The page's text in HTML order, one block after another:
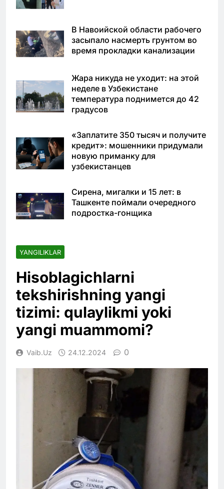
В Навоийской области рабочего
засыпало насмерть грунтом во
время прокладки канализации
Жара никуда не уходит: на этой
неделе в Узбекистане
температура поднимется до 42
градусов
«Заплатите 350 тысяч и получите
кредит»: мошенники придумали
новую приманку для
узбекистанцев
Сирена, мигалки и 15 лет: в
Ташкенте поймали очередного
подростка-гонщика
YANGILIKLAR
Hisoblagichlarni
tekshirishning yangi
tizimi: qulaylikmi yoki
yangi muammomi?
Vaib.uz 24.12.2024 0